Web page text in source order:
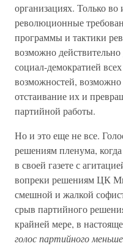
организациях. Только
революционные
программы и тактики
возможно
социал-демократией
возможностей,
отстаивание их и
партийной работы.
Но и это еще не все.
решениям пленума,
в своей газете с
вопреки решениям ЦК Мы
смешной и жалкой
срыв партийного
крайней мере, в
голос партийного